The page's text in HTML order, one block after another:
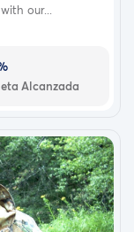
our...
Alcanzada